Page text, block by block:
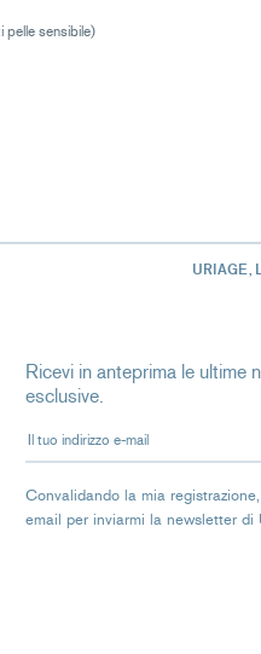
pelle sensibile)
URIAGE,
Ricevi in anteprima le ultime
esclusive.
Il tuo indirizzo e-mail
Convalidando la mia
email per inviarmi la newsletter di